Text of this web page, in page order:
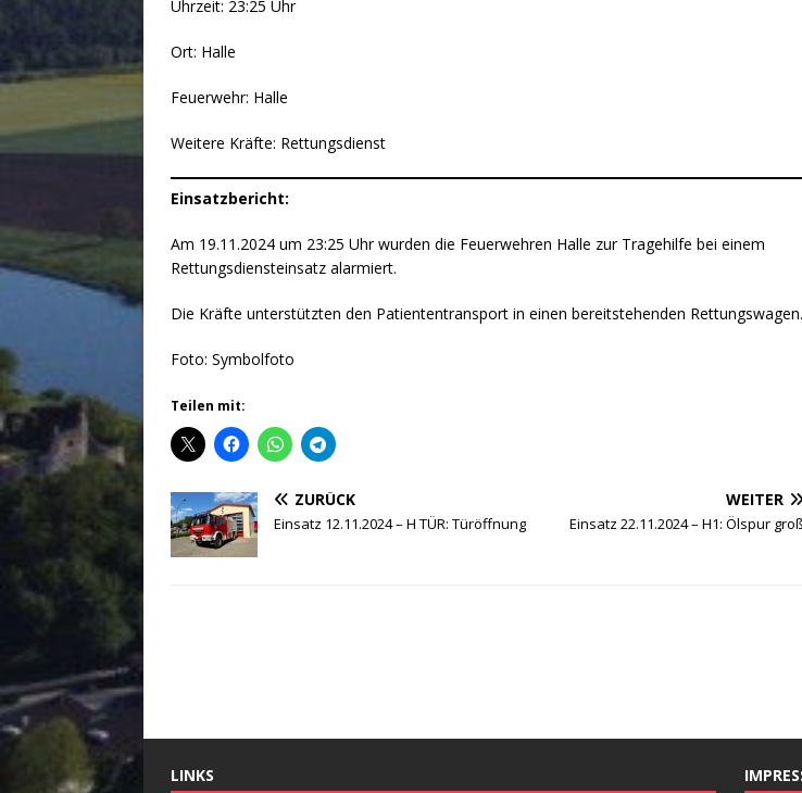
Uhrzeit: 23:25 Uhr
Ort: Halle
Feuerwehr: Halle
Weitere Kräfte: Rettungsdienst
Einsatzbericht:
Am 19.11.2024 um 23:25 Uhr wurden die Feuerwehren Halle zur Tragehilfe bei einem
Rettungsdiensteinsatz alarmiert.
Die Kräfte unterstützten den Patiententransport in einen bereitstehenden Rettungswagen.
Foto: Symbolfoto
Teilen mit:
ZURÜCK
Einsatz 12.11.2024 – H TÜR: Türöffnung
WEITER
Einsatz 22.11.2024 – H1: Ölspur groß
LINKS